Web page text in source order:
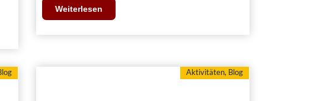
Weiterlesen
Aktivitäten, Blog